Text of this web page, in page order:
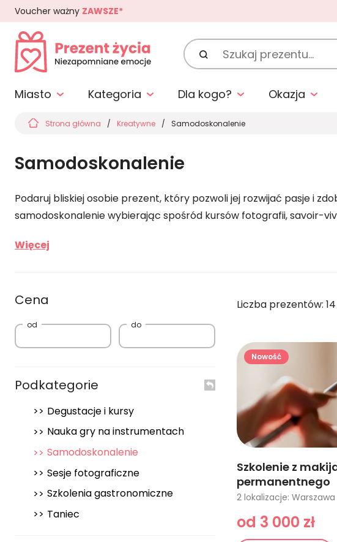
Voucher ważny ZAWSZE*
Szukaj
prezentu:
Miasto Kategoria Dla kogo? Okazja
Strona główna Kreatywne Samodoskonalenie
Samodoskonalenie
Podaruj bliskiej osobie prezent, który pozwoli jej rozwijać pasje i
samodoskonalenie wybierając spośród kursów fotografii, savoir-
Więcej
Cena
od do
Podkategorie
Degustacje i kursy
Nauka gry na instrumentach
Samodoskonalenie
Sesje fotograficzne
Szkolenia gastronomiczne
Taniec
Liczba prezentów: 14
Nowość
Szkolenie z
permanentnego
od 3 000 zł